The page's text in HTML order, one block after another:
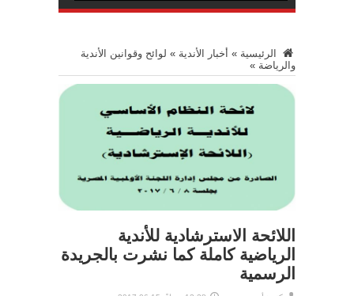
الرئيسية » أخبار الأندية » لوائح وقوانين الأندية
والرياضة »
اللائحة الاسترشادية للأندية
الرياضية كاملة كما نشرت بالجريدة
الرسمية